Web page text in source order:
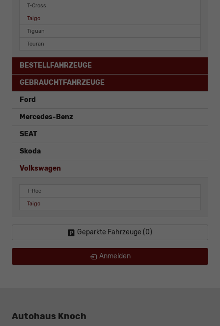
T-Cross
Taigo
Tiguan
Touran
BESTELLFAHRZEUGE
GEBRAUCHTFAHRZEUGE
Ford
Mercedes-Benz
SEAT
Skoda
Volkswagen
T-Roc
Taigo
Geparkte Fahrzeuge (0)
Anmelden
Autohaus Knoch